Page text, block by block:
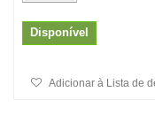
Disponível
Adicionar à Lista de